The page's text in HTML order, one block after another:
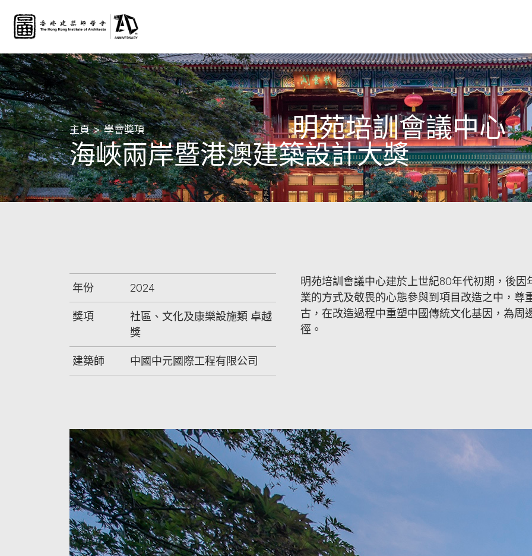
明苑培訓會議中心
主頁 學會獎項
海峽兩岸暨港澳建築設計大獎
年份 2024
獎項
社區、文化及康樂設施類 卓越
獎
建築師 中國中元國際工程有限公司
明苑培訓會議中心建於上世紀80年代初期，後
業的方式及敬畏的心態參與到項目改造之中，尊
古，在改造過程中重塑中國傳統文化基因，為周
徑。